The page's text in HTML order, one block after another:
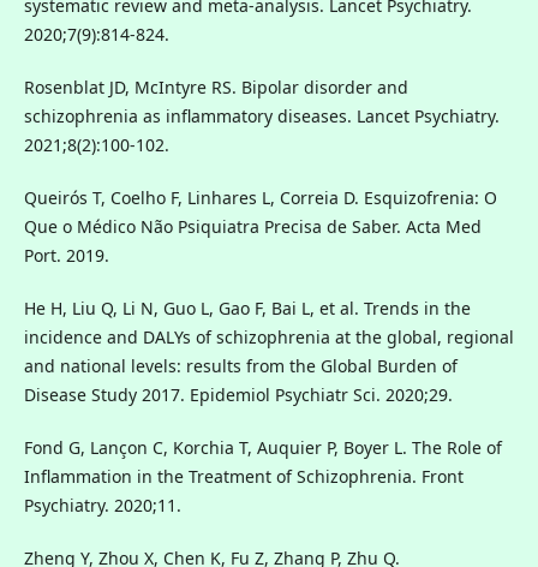
systematic review and meta-analysis. Lancet Psychiatry.
2020;7(9):814-824.
Rosenblat JD, McIntyre RS. Bipolar disorder and
schizophrenia as inflammatory diseases. Lancet Psychiatry.
2021;8(2):100-102.
Queirós T, Coelho F, Linhares L, Correia D. Esquizofrenia: O
Que o Médico Não Psiquiatra Precisa de Saber. Acta Med
Port. 2019.
He H, Liu Q, Li N, Guo L, Gao F, Bai L, et al. Trends in the
incidence and DALYs of schizophrenia at the global, regional
and national levels: results from the Global Burden of
Disease Study 2017. Epidemiol Psychiatr Sci. 2020;29.
Fond G, Lançon C, Korchia T, Auquier P, Boyer L. The Role of
Inflammation in the Treatment of Schizophrenia. Front
Psychiatry. 2020;11.
Zheng Y, Zhou X, Chen K, Fu Z, Zhang P, Zhu Q.